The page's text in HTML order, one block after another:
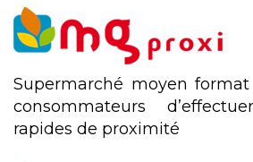
Supermarché moyen
consommateurs
rapides de proximité